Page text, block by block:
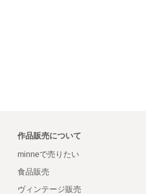
作品販売について
minneで売りたい
食品販売
ヴィンテージ販売